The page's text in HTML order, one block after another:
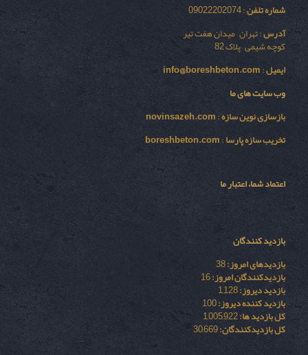
شماره تلفن: 09022202074
آدرس: تهران – میدان هفت تیر
کوچه شیمی – پلاک 82
ایمیل:
info@boreshbeton.com
وب سایت های ما
بازسازی نوين سازه:
novinsazeh.com
تخریب سازه پارسا:
boreshbeton.com
اعتماد شما، اعتبار ما
بازدید کنندگان
بازدیدهای امروز:38
بازدیدکنندگان امروز:16
بازدید دیروز:1,128
بازدید کننده دیروز:100
کل بازدید ها:1,005,922
کل بازدیدکنند‌گان:30,669